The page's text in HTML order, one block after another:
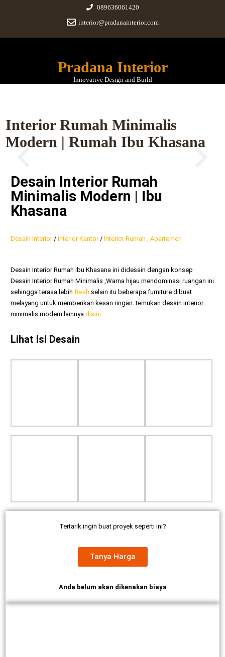
089636061420
interior@pradanainterior.com
Pradana Interior
Innovative Design and Build
Interior Rumah Minimalis
Modern | Rumah Ibu Khasana
Desain Interior Rumah
Minimalis Modern | Ibu
Khasana
Desain Interior/Interior Kantor/Interior Rumah , Apartemen
Desain Interior Rumah Ibu Khasana ini didesain dengan konsep
Desain Interior Rumah Minimalis ,Warna hijau mendominasi ruangan ini
sehingga terasa lebihfresh selain itu beberapa furniture dibuat
melayang untuk memberikan kesan ringan. temukan desain interior
minimalis modern lainnyadisini
Lihat Isi Desain
Tertarik ingin buat proyek seperti ini?
Tanya Harga
Anda belum akan dikenakan biaya